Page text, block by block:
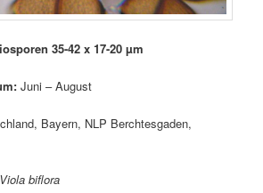
35-42 x 17-20 µm
Juni – August
Bayern, NLP Berchtesgaden,
Viola biflora